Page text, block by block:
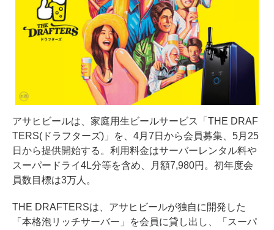
アサヒビールは、家庭用生ビールサービス「THE DRAF
TERS(ドラフターズ)」を、4月7日から会員募集、5月25
日から提供開始する。利用料金はサーバーレンタル料や
スーパードライ4L分等を含め、月額7,980円。初年度会
員数目標は3万人。
THE DRAFTERSは、アサヒビールが独自に開発した
「本格泡リッチサーバー」を会員に貸し出し、「スーパ